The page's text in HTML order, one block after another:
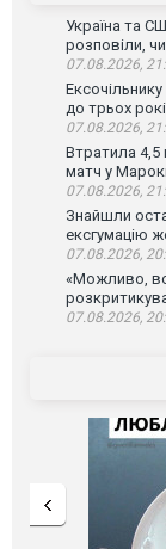
Україна та
розповіли,
07.08.2026,
до трьох
07.08.2026,
Втратила 4,5
матч у
07.08.2026,
Знайшли
ексгумацію
07.08.2026,
«Можливо,
07.08.2026,